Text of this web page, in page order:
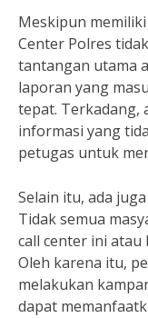
Meskipun
Center Polres
tantangan utama
laporan yang
tepat. Terkadang,
informasi yang
petugas untuk
Selain itu, ada
Tidak semua
call center ini atau
Oleh karena itu,
melakukan
dapat